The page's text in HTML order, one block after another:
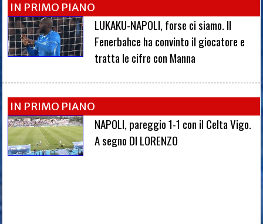
IN PRIMO PIANO
LUKAKU-NAPOLI, forse ci siamo. Il
Fenerbahce ha convinto il giocatore e
tratta le cifre con Manna
IN PRIMO PIANO
NAPOLI, pareggio 1-1 con il Celta Vigo.
A segno DI LORENZO